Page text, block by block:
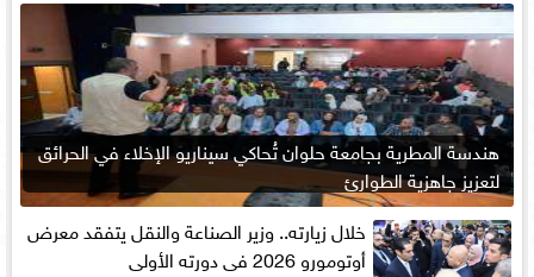
هندسة المطرية بجامعة حلوان تُحاكي سيناريو الإخلاء في الحرائق
لتعزيز جاهزية الطوارئ
خلال زيارته.. وزير الصناعة والنقل يتفقد معرض
أوتومورو 2026 فى دورته الأولى